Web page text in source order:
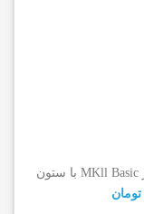
ترازو فروشگاهی رادین 40 kg لیبل پرینتردار MKll Basic با ستون
تومان